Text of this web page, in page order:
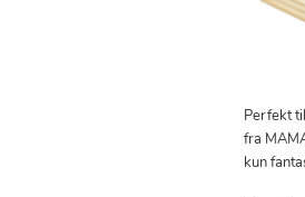
Perfekt
fra
kun